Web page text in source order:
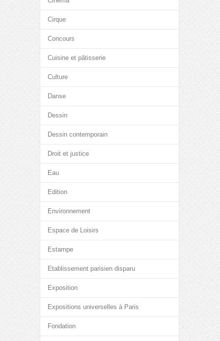
Cirque
Concours
Cuisine et pâtisserie
Culture
Danse
Dessin
Dessin contemporain
Droit et justice
Eau
Edition
Environnement
Espace de Loisirs
Estampe
Etablissement parisien disparu
Exposition
Expositions universelles à Paris
Fondation